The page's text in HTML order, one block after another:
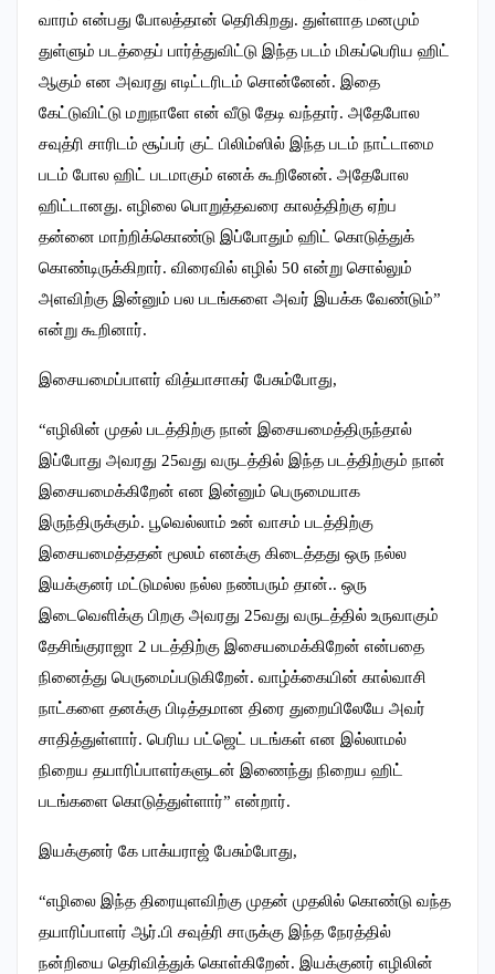
வாரம் என்பது போலத்தான் தெரிகிறது. துள்ளாத மனமும்
துள்ளும் படத்தைப் பார்த்துவிட்டு இந்த படம் மிகப்பெரிய ஹிட்
ஆகும் என அவரது எடிட்டரிடம் சொன்னேன். இதை
கேட்டுவிட்டு மறுநாளே என் வீடு தேடி வந்தார். அதேபோல
சவுத்ரி சாரிடம் சூப்பர் குட் பிலிம்ஸில் இந்த படம் நாட்டாமை
படம் போல ஹிட் படமாகும் எனக் கூறினேன். அதேபோல
ஹிட்டானது. எழிலை பொறுத்தவரை காலத்திற்கு ஏற்ப
தன்னை மாற்றிக்கொண்டு இப்போதும் ஹிட் கொடுத்துக்
கொண்டிருக்கிறார். விரைவில் எழில் 50 என்று சொல்லும்
அளவிற்கு இன்னும் பல படங்களை அவர் இயக்க வேண்டும்”
என்று கூறினார்.
இசையமைப்பாளர் வித்யாசாகர் பேசும்போது,
“எழிலின் முதல் படத்திற்கு நான் இசையமைத்திருந்தால்
இப்போது அவரது 25வது வருடத்தில் இந்த படத்திற்கும் நான்
இசையமைக்கிறேன் என இன்னும் பெருமையாக
இருந்திருக்கும். பூவெல்லாம் உன் வாசம் படத்திற்கு
இசையமைத்ததன் மூலம் எனக்கு கிடைத்தது ஒரு நல்ல
இயக்குனர் மட்டுமல்ல நல்ல நண்பரும் தான்.. ஒரு
இடைவெளிக்கு பிறகு அவரது 25வது வருடத்தில் உருவாகும்
தேசிங்குராஜா 2 படத்திற்கு இசையமைக்கிறேன் என்பதை
நினைத்து பெருமைப்படுகிறேன். வாழ்க்கையின் கால்வாசி
நாட்களை தனக்கு பிடித்தமான திரை துறையிலேயே அவர்
சாதித்துள்ளார். பெரிய பட்ஜெட் படங்கள் என இல்லாமல்
நிறைய தயாரிப்பாளர்களுடன் இணைந்து நிறைய ஹிட்
படங்களை கொடுத்துள்ளார்” என்றார்.
இயக்குனர் கே பாக்யராஜ் பேசும்போது,
“எழிலை இந்த திரையுளவிற்கு முதன் முதலில் கொண்டு வந்த
தயாரிப்பாளர் ஆர்.பி சவுத்ரி சாருக்கு இந்த நேரத்தில்
நன்றியை தெரிவித்துக் கொள்கிறேன். இயக்குனர் எழிலின்